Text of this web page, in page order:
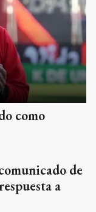
como
de
a